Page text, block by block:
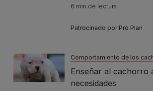
6 min de lectura
Patrocinado por Pro Plan
Comportamiento de los
Enseñar al cachorro
necesidades